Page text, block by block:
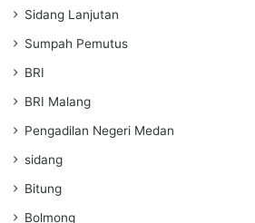
Sidang Lanjutan
Sumpah Pemutus
BRI
BRI Malang
Pengadilan Negeri Medan
sidang
Bitung
Bolmong